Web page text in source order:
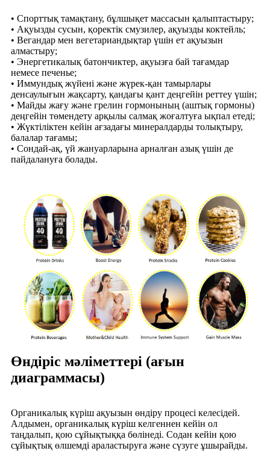
• Спорттық тамақтану, бұлшықет массасын қалыптастыру;
• Ақуызды сусын, қоректік смузилер, ақуызды коктейль;
• Вегандар мен вегетариандықтар үшін ет ақуызын
алмастыру;
• Энергетикалық батончиктер, ақуызға бай тағамдар
немесе печенье;
• Иммундық жүйені және жүрек-қан тамырлары
денсаулығын жақсарту, қандағы қант деңгейін реттеу үшін;
• Майды жағу және грелин гормонының (аштық гормоны)
деңгейін төмендету арқылы салмақ жоғалтуға ықпал етеді;
• Жүктіліктен кейін ағзадағы минералдарды толықтыру,
балалар тағамы;
• Сондай-ақ, үй жануарларына арналған азық үшін де
пайдалануға болады.
Өндіріс мәліметтері (ағын
диаграммасы)
Органикалық күріш ақуызын өндіру процесі келесідей.
Алдымен, органикалық күріш келгеннен кейін ол
таңдалып, қою сұйықтыққа бөлінеді. Содан кейін қою
сұйықтық өлшемді араластыруға және сүзуге ұшырайды.